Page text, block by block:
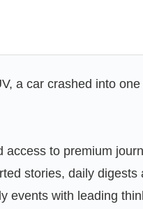
a car crashed into
to premium
stories, daily digests
events with leading